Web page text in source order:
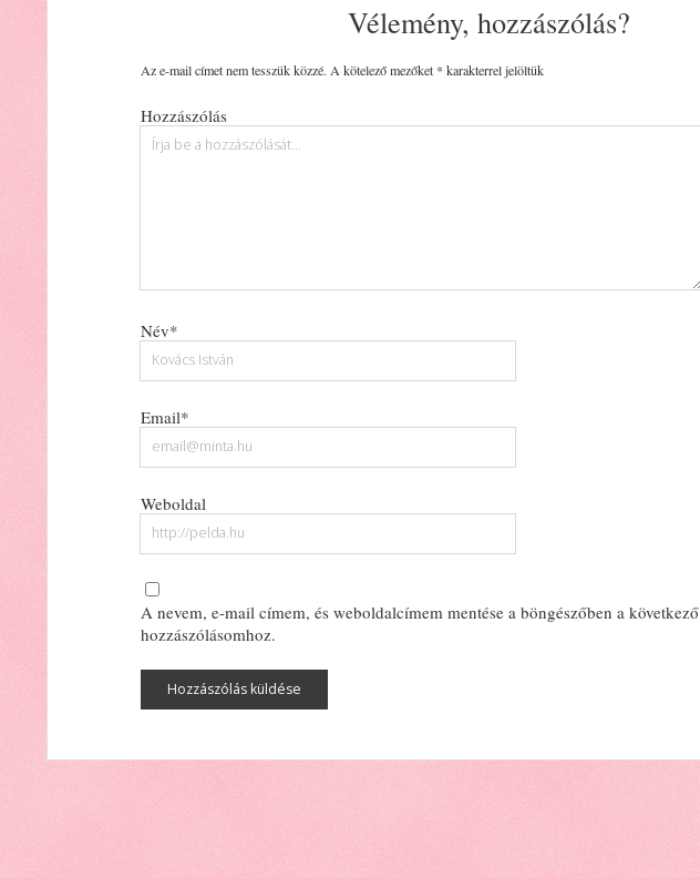
Vélemény, hozzászólás?
Az e-mail címet nem tesszük közzé. A kötelező mezőket * karakterrel jelöltük
Hozzászólás
Név*
Email*
Weboldal
A nevem, e-mail címem, és weboldalcímem mentése a böngészőben a következő
hozzászólásomhoz.